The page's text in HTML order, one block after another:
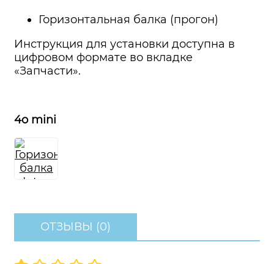
Горизонтальная балка (прогон)
Инструкция для установки доступна в
цифровом формате во вкладке
«Запчасти».
4o mini
ОТЗЫВЫ (0)